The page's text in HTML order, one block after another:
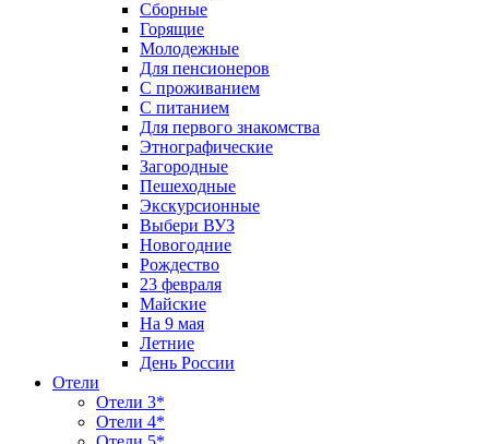
Сборные
Горящие
Молодежные
Для пенсионеров
С проживанием
С питанием
Для первого знакомства
Этнографические
Загородные
Пешеходные
Экскурсионные
Выбери ВУЗ
Новогодние
Рождество
23 февраля
Майские
На 9 мая
Летние
День России
Отели
Отели 3*
Отели 4*